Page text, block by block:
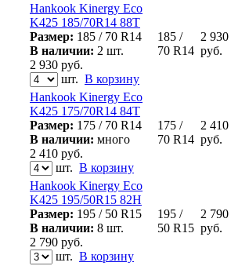
Hankook Kinergy Eco
K425 185/70R14 88T
Размер: 185 / 70 R14
В наличии: 2 шт.
2 930 руб.
шт. В корзину
185 /
70 R14
2 930
руб.
Hankook Kinergy Eco
K425 175/70R14 84T
Размер: 175 / 70 R14
В наличии: много
2 410 руб.
шт. В корзину
175 /
70 R14
2 410
руб.
Hankook Kinergy Eco
K425 195/50R15 82H
Размер: 195 / 50 R15
В наличии: 8 шт.
2 790 руб.
шт. В корзину
195 /
50 R15
2 790
руб.